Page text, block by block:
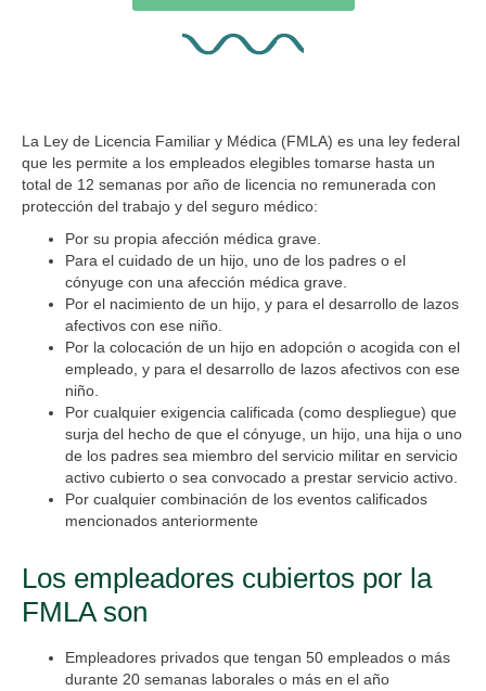
La Ley de Licencia Familiar y Médica (FMLA) es una ley federal
que les permite a los empleados elegibles tomarse hasta un
total de 12 semanas por año de licencia no remunerada con
protección del trabajo y del seguro médico:
Por su propia afección médica grave.
Para el cuidado de un hijo, uno de los padres o el
cónyuge con una afección médica grave.
Por el nacimiento de un hijo, y para el desarrollo de lazos
afectivos con ese niño.
Por la colocación de un hijo en adopción o acogida con el
empleado, y para el desarrollo de lazos afectivos con ese
niño.
Por cualquier exigencia calificada (como despliegue) que
surja del hecho de que el cónyuge, un hijo, una hija o uno
de los padres sea miembro del servicio militar en servicio
activo cubierto o sea convocado a prestar servicio activo.
Por cualquier combinación de los eventos calificados
mencionados anteriormente
Los empleadores cubiertos por la
FMLA son
Empleadores privados que tengan 50 empleados o más
durante 20 semanas laborales o más en el año